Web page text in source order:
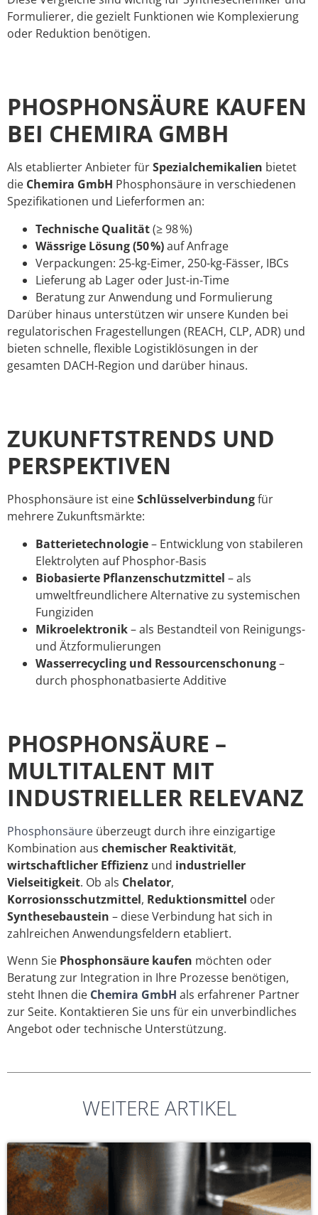
Formulierer, die gezielt Funktionen wie Komplexierung
oder Reduktion benötigen.
PHOSPHONSÄURE KAUFEN
BEI CHEMIRA GMBH
Als etablierter Anbieter fürSpezialchemikalien bietet
die Chemira GmbH Phosphonsäure in verschiedenen
Spezifikationen und Lieferformen an:
Technische Qualität(≥ 98 %)
Wässrige Lösung (50 %)auf Anfrage
Verpackungen: 25-kg-Eimer, 250-kg-Fässer, IBCs
Lieferung ab Lager oder Just-in-Time
Beratung zur Anwendung und Formulierung
Darüber hinaus unterstützen wir unsere Kunden bei
regulatorischen Fragestellungen (REACH, CLP, ADR) und
bieten schnelle, flexible Logistiklösungen in der
gesamten DACH-Region und darüber hinaus.
ZUKUNFTSTRENDS UND
PERSPEKTIVEN
Phosphonsäure ist eineSchlüsselverbindungfür
mehrere Zukunftsmärkte:
Batterietechnologie– Entwicklung von stabileren
Elektrolyten auf Phosphor-Basis
Biobasierte Pflanzenschutzmittel – als
umweltfreundlichere Alternative zu systemischen
Fungiziden
Mikroelektronik– als Bestandteil von Reinigungs-
und Ätzformulierungen
Wasserrecycling und Ressourcenschonung–
durch phosphonatbasierte Additive
PHOSPHONSÄURE –
MULTITALENT MIT
INDUSTRIELLER RELEVANZ
Phosphonsäure überzeugt durch ihre einzigartige
Kombination aus chemischer Reaktivität,
wirtschaftlicher Effizienz und industrieller
Vielseitigkeit. Ob als Chelator,
Korrosionsschutzmittel, Reduktionsmittel oder
Synthesebaustein – diese Verbindung hat sich in
zahlreichen Anwendungsfeldern etabliert.
Wenn Sie Phosphonsäure kaufen möchten oder
Beratung zur Integration in Ihre Prozesse benötigen,
steht Ihnen die Chemira GmbH als erfahrener Partner
zur Seite. Kontaktieren Sie uns für ein unverbindliches
Angebot oder technische Unterstützung.
WEITERE ARTIKEL